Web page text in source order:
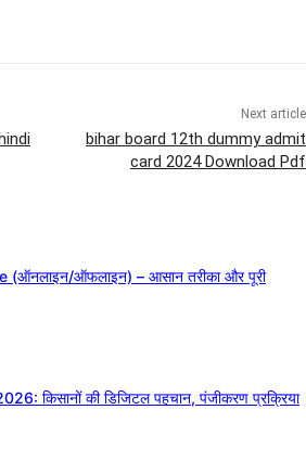
Next article
bihar board 12th dummy admit
card 2024 Download Pdf
ऑफलाइन) – आसान तरीका और पूरी
किसानों की डिजिटल पहचान, पंजीकरण प्रक्रिया